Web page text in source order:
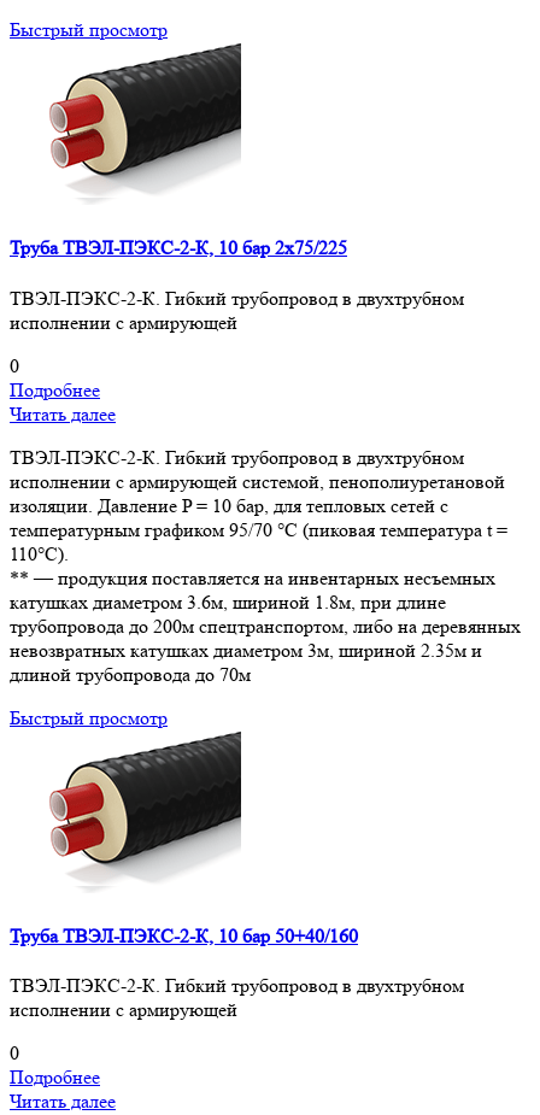
Быстрый просмотр
Труба ТВЭЛ-ПЭКС-2-К, 10 бар 2х75/225
ТВЭЛ-ПЭКС-2-К. Гибкий трубопровод в двухтрубном
исполнении с армирующей
0
Подробнее
Читать далее
ТВЭЛ-ПЭКС-2-К. Гибкий трубопровод в двухтрубном
исполнении с армирующей системой, пенополиуретановой
изоляции. Давление P = 10 бар, для тепловых сетей с
температурным графиком 95/70 °С (пиковая температура t =
110°С).
** — продукция поставляется на инвентарных несъемных
катушках диаметром 3.6м, шириной 1.8м, при длине
трубопровода до 200м спецтранспортом, либо на деревянных
невозвратных катушках диаметром 3м, шириной 2.35м и
длиной трубопровода до 70м
Быстрый просмотр
Труба ТВЭЛ-ПЭКС-2-К, 10 бар 50+40/160
ТВЭЛ-ПЭКС-2-К. Гибкий трубопровод в двухтрубном
исполнении с армирующей
0
Подробнее
Читать далее